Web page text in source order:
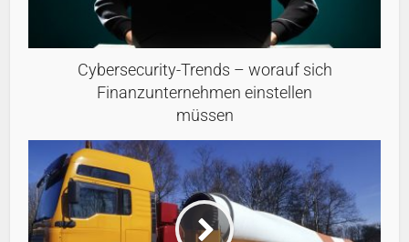
Cybersecurity-Trends – worauf sich
Finanzunternehmen einstellen
müssen